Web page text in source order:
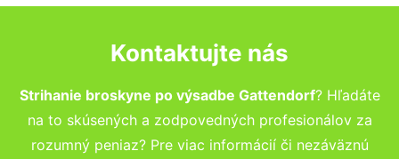
Kontaktujte nás
Strihanie broskyne po výsadbe Gattendorf? Hľadáte
na to skúsených a zodpovedných profesionálov za
rozumný peniaz? Pre viac informácií či nezáväznú